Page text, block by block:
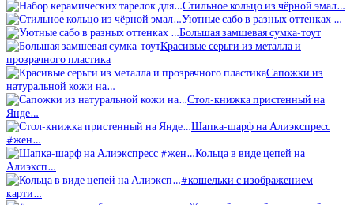
Стильное кольцо из чёрной эмал…
Уютные сабо в разных оттенках …
Большая замшевая сумка-тоут
Красивые серьги из металла и
прозрачного пластика
Сапожки из
натуральной кожи на…
Стол-книжка пристенный на
Янде…
Шапка-шарф на Алиэкспресс
#жен…
Кольца в виде цепей на
Алиэксп…
#кошельки с изображением
карти…